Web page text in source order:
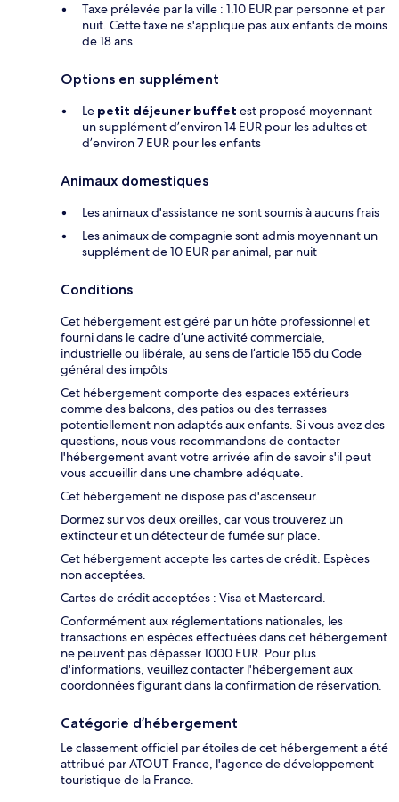
Taxe prélevée par la ville : 1.10 EUR par personne et par
nuit. Cette taxe ne s'applique pas aux enfants de moins
de 18 ans.
Options en supplément
Le petit déjeuner buffet est proposé moyennant
un supplément d’environ 14 EUR pour les adultes et
d’environ 7 EUR pour les enfants
Animaux domestiques
Les animaux d'assistance ne sont soumis à aucuns frais
Les animaux de compagnie sont admis moyennant un
supplément de 10 EUR par animal, par nuit
Conditions
Cet hébergement est géré par un hôte professionnel et
fourni dans le cadre d’une activité commerciale,
industrielle ou libérale, au sens de l’article 155 du Code
général des impôts
Cet hébergement comporte des espaces extérieurs
comme des balcons, des patios ou des terrasses
potentiellement non adaptés aux enfants. Si vous avez des
questions, nous vous recommandons de contacter
l'hébergement avant votre arrivée afin de savoir s'il peut
vous accueillir dans une chambre adéquate.
Cet hébergement ne dispose pas d'ascenseur.
Dormez sur vos deux oreilles, car vous trouverez un
extincteur et un détecteur de fumée sur place.
Cet hébergement accepte les cartes de crédit. Espèces
non acceptées.
Cartes de crédit acceptées : Visa et Mastercard.
Conformément aux réglementations nationales, les
transactions en espèces effectuées dans cet hébergement
ne peuvent pas dépasser 1000 EUR. Pour plus
d'informations, veuillez contacter l'hébergement aux
coordonnées figurant dans la confirmation de réservation.
Catégorie d’hébergement
Le classement officiel par étoiles de cet hébergement a été
attribué par ATOUT France, l'agence de développement
touristique de la France.